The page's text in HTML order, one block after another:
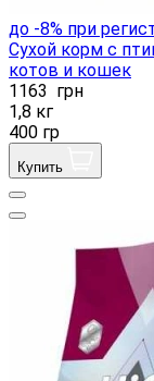
до -8% при
Сухой корм с
котов и кошек
1163 грн
1,8 кг
400 гр
Купить